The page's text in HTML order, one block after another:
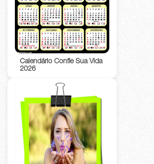
Calendário Confie Sua Vida
2026